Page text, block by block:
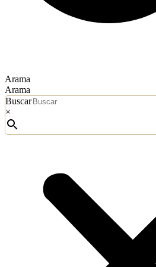
Arama
Arama
Buscar
×